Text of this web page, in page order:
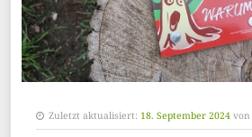
Zuletzt aktualisiert: 18. September 2024 von